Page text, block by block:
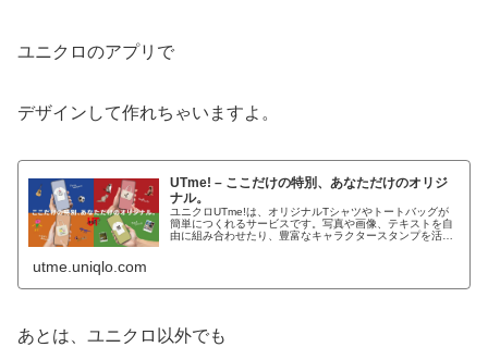
ユニクロのアプリで
デザインして作れちゃいますよ。
UTme! – ここだけの特別、あなただけのオリジ
ナル。
ユニクロUTme!は、オリジナルTシャツやトートバッグが
簡単につくれるサービスです。写真や画像、テキストを自
由に組み合わせたり、豊富なキャラクタースタンプを活用
utme.uniqlo.com
あとは、ユニクロ以外でも